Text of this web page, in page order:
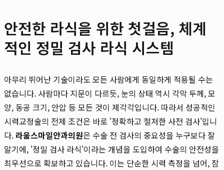
안전한 라식을 위한 첫걸음, 체계
적인 정밀 검사 라식 시스템
아무리 뛰어난 기술이라도 모든 사람에게 동일하게 적용될 수는
없습니다. 사람마다 지문이 다르듯, 눈의 상태 역시 각막 두께, 모
양, 동공 크기, 안압 등 모든 것이 제각각입니다. 따라서 성공적인
시력교정술의 전제 조건은 바로 '정확하고 철저한 사전 검사'입니
다. 라움스마일안과의원은 수술 전 검사의 중요성을 누구보다 잘
알기에, '정밀 검사 라식'이라는 개념을 도입하여 수술의 안전성을
최우선으로 확보하고 있습니다. 이는 단순한 시력 측정을 넘어, 잠